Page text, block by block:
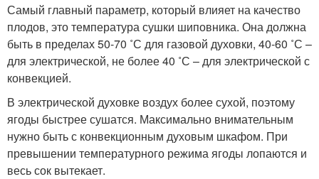
Самый главный параметр, который влияет на качество
плодов, это температура сушки шиповника. Она должна
быть в пределах 50-70 ˚С для газовой духовки, 40-60 ˚С –
для электрической, не более 40 ˚С – для электрической с
конвекцией.
В электрической духовке воздух более сухой, поэтому
ягоды быстрее сушатся. Максимально внимательным
нужно быть с конвекционным духовым шкафом. При
превышении температурного режима ягоды лопаются и
весь сок вытекает.